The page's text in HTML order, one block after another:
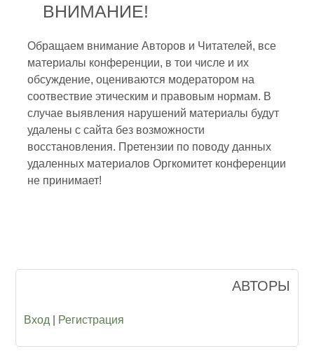
ВНИМАНИЕ!
Обращаем внимание Авторов и Читателей, все
материалы конференции, в тои числе и их
обсуждение, оцениваются модератором на
соотвествие этическим и правовым нормам. В
случае выявления нарушений материалы будут
удалены с сайта без возможности
восстановления. Претензии по поводу данных
удаленных материалов Оргкомитет конференции
не принимает!
АВТОРЫ
Вход Регистрация